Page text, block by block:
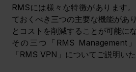
RMSには様々な特徴があります
ておくべき三つの主要な機能があ
とコストを削減することが可能に
その三つ「RMS Management
「RMS VPN」についてご説明いた